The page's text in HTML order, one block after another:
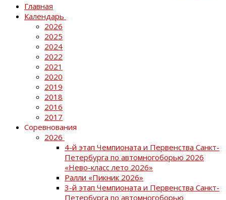
Главная
Календарь
2026
2025
2024
2022
2021
2020
2019
2018
2016
2017
Соревнования
2026
4-й этап Чемпионата и Первенства Санкт-
Петербурга по автомногоборью 2026
«Нево-класс лето 2026»
Ралли «Пикник 2026»
3-й этап Чемпионата и Первенства Санкт-
Петербурга по автомногоборью